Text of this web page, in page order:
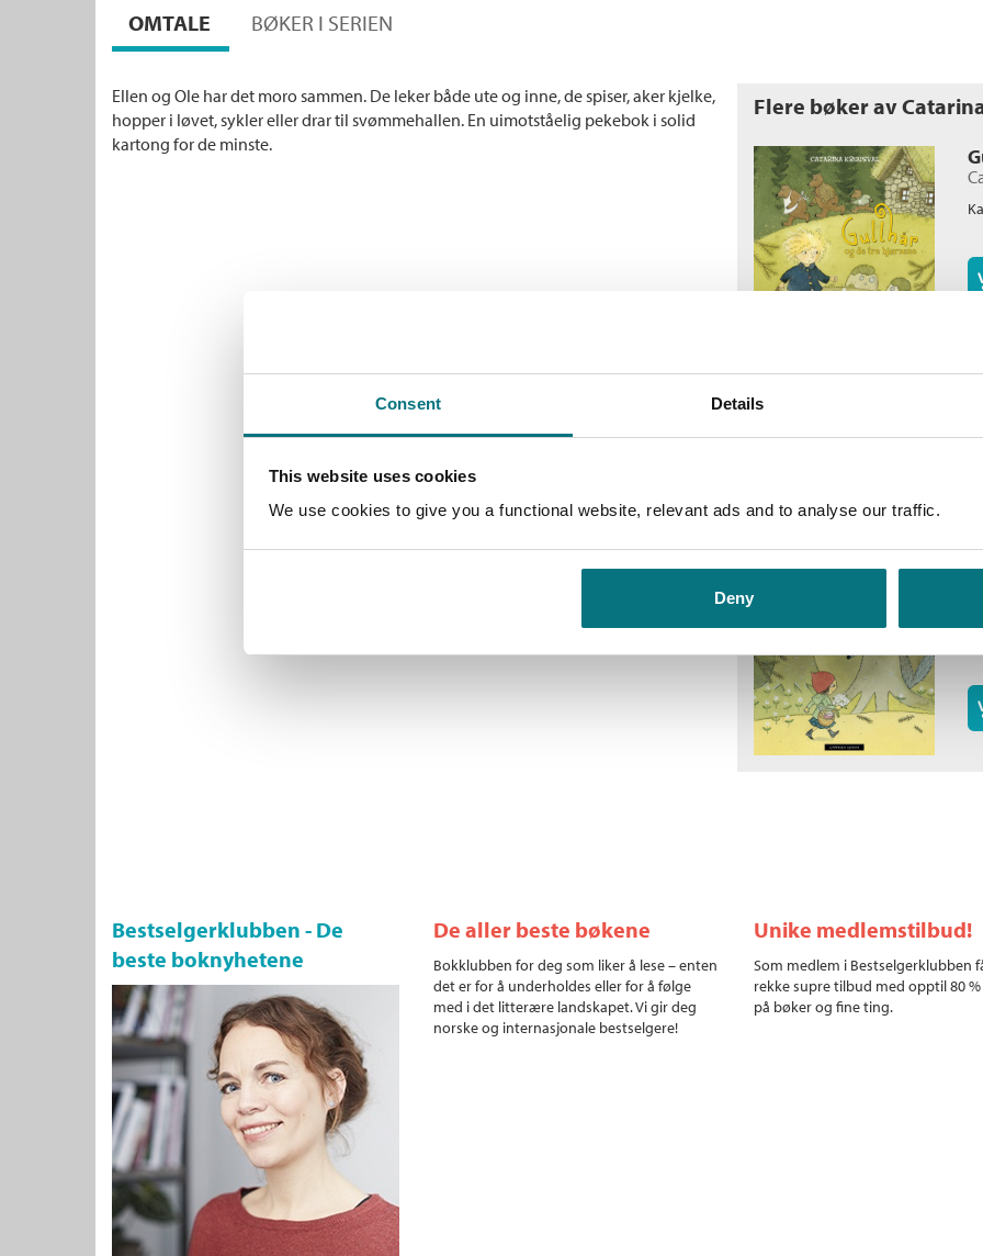
Consent Details
This website uses cookies
We use cookies to give you a functional website, relevant ads and to analyse our traffic.
Deny
OMTALE BØKER I SERIEN
Ellen og Ole har det moro sammen. De leker både ute og inne, de spiser, aker kjelke,
hopper i løvet, sykler eller drar til svømmehallen. En uimotståelig pekebok i solid
kartong for de minste.
Flere bøker av
Bestselgerklubben - De
beste boknyhetene
De aller beste bøkene
Bokklubben for deg som liker å lese – enten
det er for å underholdes eller for å følge
med i det litterære landskapet. Vi gir deg
norske og internasjonale bestselgere!
Unike medlemstilbud!
Som medlem i Bestselgerklubben
rekke supre tilbud med opptil 80
på bøker og fine ting.